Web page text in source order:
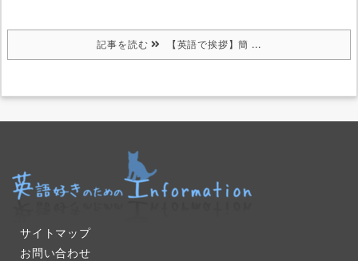
記事を読む 【英語で挨拶】簡 ...
サイトマップ
お問い合わせ